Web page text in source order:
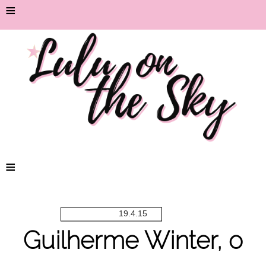
≡
≡
19.4.15
Guilherme Winter, o